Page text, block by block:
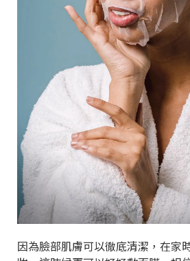
因為臉部肌膚可以徹底清潔，在家